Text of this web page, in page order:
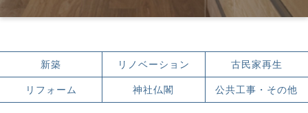
新築 リノベーション 古民家再生
リフォーム 神社仏閣 公共工事・その他